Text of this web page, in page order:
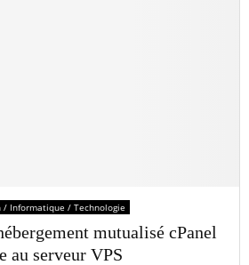
/ Informatique / Technologie
mutualisé cPanel
au serveur VPS